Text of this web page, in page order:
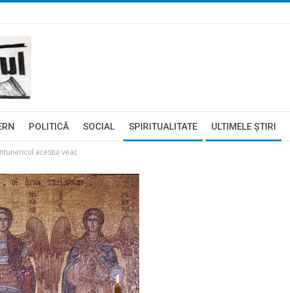
POLITICĂ SOCIAL SPIRITUALITATE ULTIMELE ŞTIRI
acestui veac